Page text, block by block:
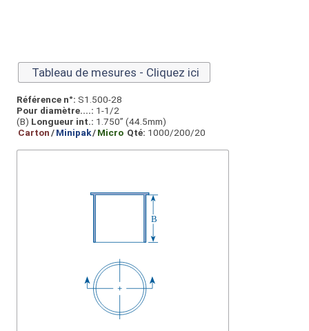
Tableau de mesures - Cliquez ici
Référence n°: S1.500-28
Pour diamètre....: 1-1/2
(B) Longueur int.: 1.750” (44.5mm)
Carton/Minipak/Micro Qté: 1000/200/20